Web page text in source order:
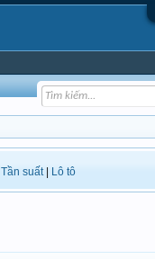
Tần suất| Lô tô